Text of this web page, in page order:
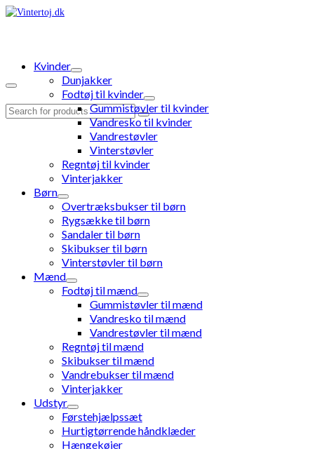
Search
Kvinder
Dunjakker
Fodtøj til kvinder
Gummistøvler til kvinder
Vandresko til kvinder
Vandrestøvler
Vinterstøvler
Regntøj til kvinder
Vinterjakker
Børn
Overtræksbukser til børn
Rygsække til børn
Sandaler til børn
Skibukser til børn
Vinterstøvler til børn
Mænd
Fodtøj til mænd
Gummistøvler til mænd
Vandresko til mænd
Vandrestøvler til mænd
Regntøj til mænd
Skibukser til mænd
Vandrebukser til mænd
Vinterjakker
Udstyr
Førstehjælpssæt
Hurtigtørrende håndklæder
Hængekøjer